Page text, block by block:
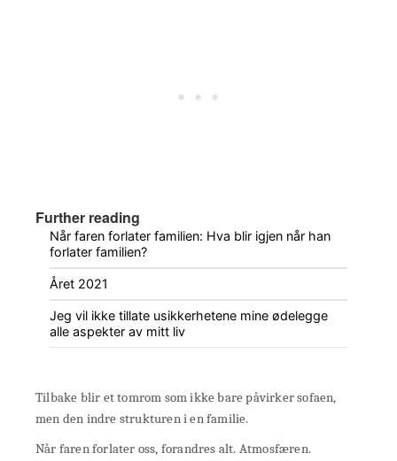
Further reading
Når faren forlater familien: Hva blir igjen når han
forlater familien?
Året 2021
Jeg vil ikke tillate usikkerhetene mine ødelegge
alle aspekter av mitt liv
Tilbake blir et tomrom som ikke bare påvirker sofaen,
men den indre strukturen i en familie.
Når faren forlater oss, forandres alt. Atmosfæren.